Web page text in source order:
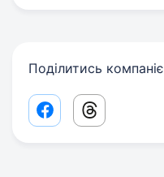
Поділитись
Facebook share link
Threads